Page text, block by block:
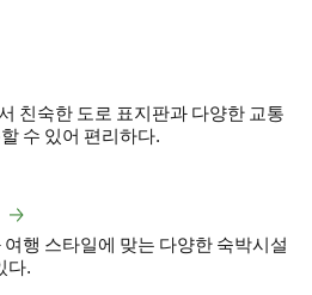
친숙한 도로 표지판과 다양한 교통
수 있어 편리하다.
여행 스타일에 맞는 다양한 숙박시설
다.